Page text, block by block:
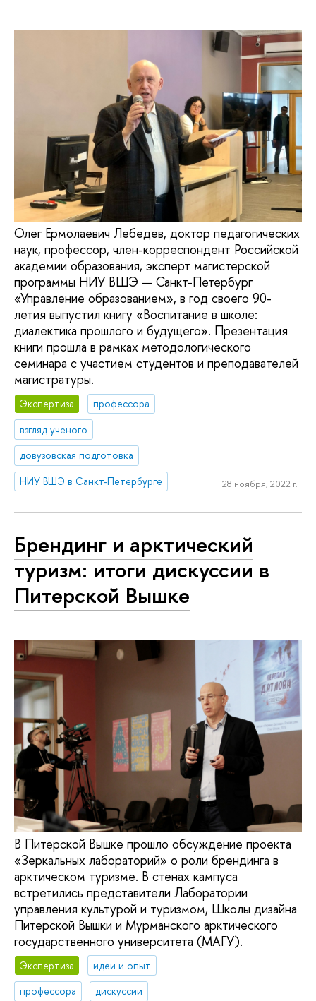
Олег Ермолаевич Лебедев, доктор педагогических
наук, профессор, член-корреспондент Российской
академии образования, эксперт магистерской
программы НИУ ВШЭ — Санкт-Петербург
«Управление образованием», в год своего 90-
летия выпустил книгу «Воспитание в школе:
диалектика прошлого и будущего». Презентация
книги прошла в рамках методологического
семинара с участием студентов и преподавателей
магистратуры.
Экспертиза
профессора
взгляд ученого
довузовская подготовка
НИУ ВШЭ в Санкт-Петербурге
28 ноября, 2022 г.
Брендинг и арктический
туризм: итоги дискуссии в
Питерской Вышке
В Питерской Вышке прошло обсуждение проекта
«Зеркальных лабораторий» о роли брендинга в
арктическом туризме. В стенах кампуса
встретились представители Лаборатории
управления культурой и туризмом, Школы дизайна
Питерской Вышки и Мурманского арктического
государственного университета (МАГУ).
Экспертиза
идеи и опыт
профессора
дискуссии